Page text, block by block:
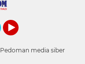
Pedoman media siber